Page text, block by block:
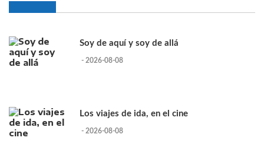
Soy de aquí y soy de allá
- 2026-08-08
Los viajes de ida, en el cine
- 2026-08-08